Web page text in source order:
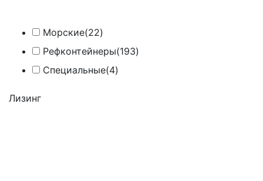
Морские(22)
Рефконтейнеры(193)
Специальные(4)
Лизинг